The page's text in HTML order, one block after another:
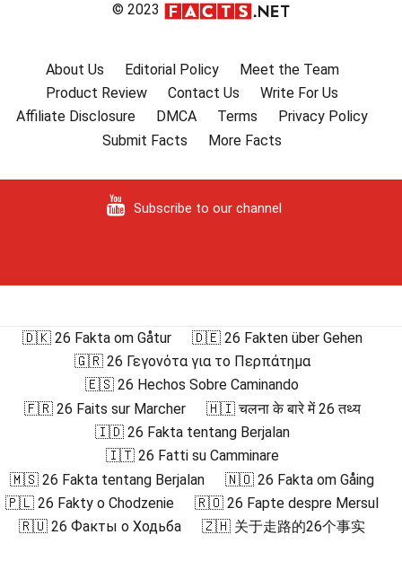
© 2023
About Us Editorial Policy
Meet the Team
Product Review
Contact Us
Write For Us
Affiliate Disclosure
DMCA Terms
Privacy Policy
Submit Facts
More Facts
Subscribe to our channel
🇩🇰 26 Fakta om Gåtur
🇩🇪 26 Fakten über Gehen
🇬🇷 26 Γεγονότα για το Περπάτημα
🇪🇸 26 Hechos Sobre Caminando
🇫🇷 26 Faits sur Marcher
🇭🇮 चलना के बारे में 26 तथ्य
🇮🇩 26 Fakta tentang Berjalan
🇮🇹 26 Fatti su Camminare
🇲🇸 26 Fakta tentang Berjalan
🇳🇴 26 Fakta om Gåing
🇵🇱 26 Fakty o Chodzenie
🇷🇴 26 Fapte despre Mersul
🇷🇺 26 Факты о Ходьба
🇿🇭 关于走路的26个事实